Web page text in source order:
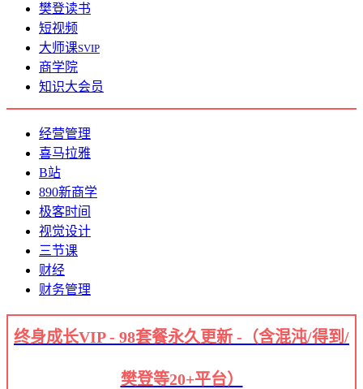
樊登读书
短视频
大师课SVIP
商学院
知识大会员
经营管理
喜马拉雅
B站
890新商学
极客时间
视觉设计
三节课
财经
财务管理
终身成长VIP - 98套餐永久更新 -（含混沌/得到/
樊登等20+平台）